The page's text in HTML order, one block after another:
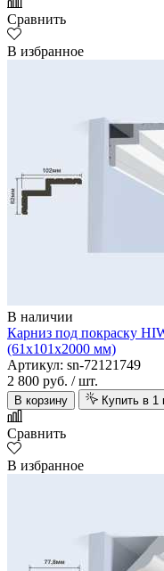
Сравнить
В избранное
В наличии
Карниз под покраску
(61х101х2000 мм)
Артикул: sn-72121749
2 800 руб. / шт.
В корзину Купить в 1
Сравнить
В избранное